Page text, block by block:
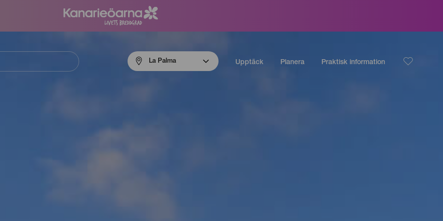
La Palma Upptäck Planera Praktisk information